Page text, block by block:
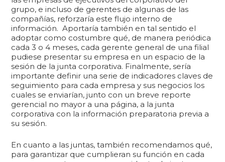
grupo, e incluso de gerentes de algunas de las
compañías, reforzaría este flujo interno de
información. Aportaría también en tal sentido el
adoptar como costumbre qué, de manera periódica
cada 3 o 4 meses, cada gerente general de una filial
pudiese presentar su empresa en un espacio de la
sesión de la junta corporativa. Finalmente, sería
importante definir una serie de indicadores claves de
seguimiento para cada empresa y sus negocios los
cuales se enviarían, junto con un breve reporte
gerencial no mayor a una página, a la junta
corporativa con la información preparatoria previa a
su sesión.
En cuanto a las juntas, también recomendamos qué,
para garantizar que cumplieran su función en cada